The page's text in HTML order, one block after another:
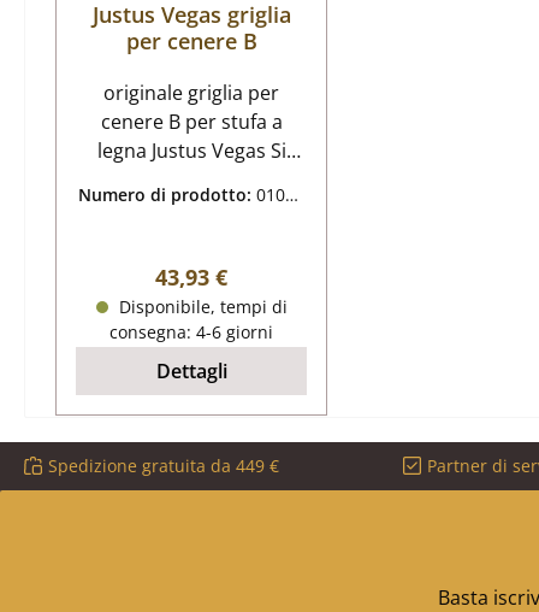
Justus Vegas griglia
per cenere B
originale griglia per
cenere B per stufa a
legna Justus Vegas Si
dimensioni in anticipo,
griglie per la cenere per
questo modello. Justus
Vegas griglia per cenere
dati chiave: graticola,
griglia per camera di
combustione dimensioni
(L/L/A) 193 mm x 156 mm
x 10 mm materiale ghisa
Numero di prodotto:01065
Prezzo normale:
43,93 €
Disponibile, tempi di
consegna: 4-6 giorni
Dettagli
Spedizione gratuita da 449 € Partner di
Basta